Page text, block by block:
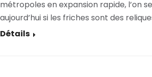
métropoles en expansion rapide, l’on
aujourd’hui si les friches sont des
Détails